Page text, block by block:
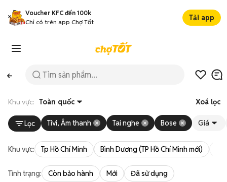
Voucher KFC đến 100k
Chỉ có trên app Chợ Tốt
Tải app
Khu vực: Toàn quốc Xoá lọc
Lọc Tivi, Âm thanh Tai nghe Bose Giá
Khu vực: Tp Hồ Chí Minh Bình Dương (TP Hồ Chí Minh mới)
Tình trạng: Còn bảo hành Mới Đã sử dụng